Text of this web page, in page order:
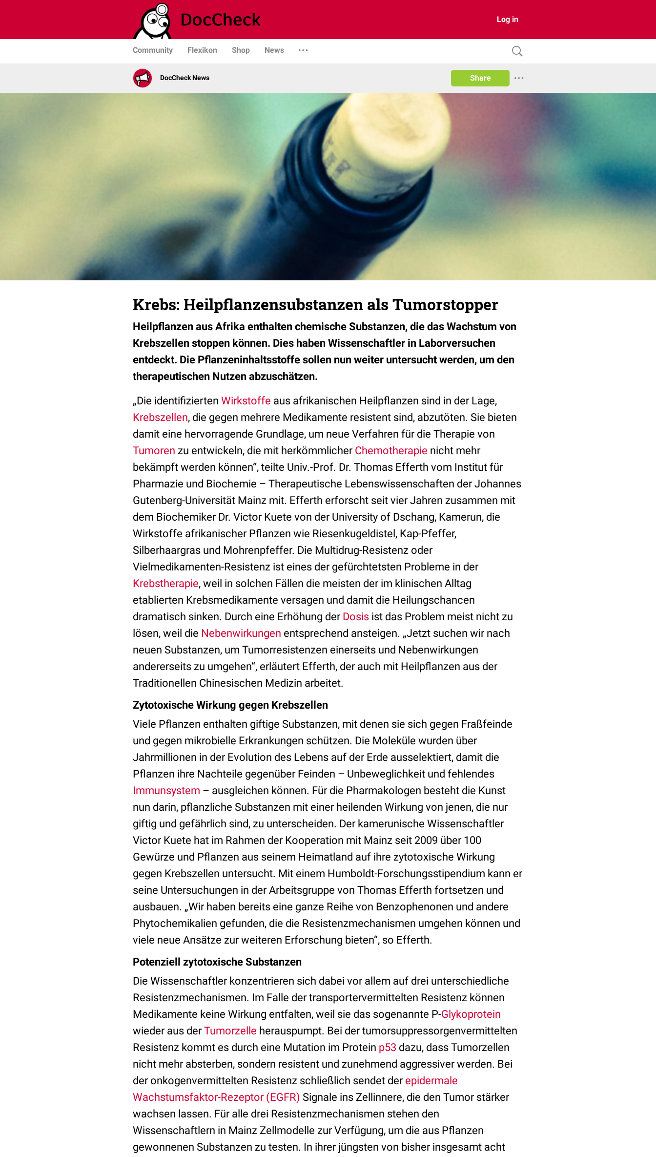
Log in
Community Flexikon Shop News
DocCheck News Share
Krebs: Heilpflanzensubstanzen als Tumorstopper
Heilpflanzen aus Afrika enthalten chemische Substanzen, die das Wachstum von
Krebszellen stoppen können. Dies haben Wissenschaftler in Laborversuchen
entdeckt. Die Pflanzeninhaltsstoffe sollen nun weiter untersucht werden, um den
therapeutischen Nutzen abzuschätzen.
„Die identifizierten Wirkstoffe aus afrikanischen Heilpflanzen sind in der Lage,
Krebszellen, die gegen mehrere Medikamente resistent sind, abzutöten. Sie bieten
damit eine hervorragende Grundlage, um neue Verfahren für die Therapie von
Tumoren zu entwickeln, die mit herkömmlicher Chemotherapie nicht mehr
bekämpft werden können“, teilte Univ.-Prof. Dr. Thomas Efferth vom Institut für
Pharmazie und Biochemie – Therapeutische Lebenswissenschaften der Johannes
Gutenberg-Universität Mainz mit. Efferth erforscht seit vier Jahren zusammen mit
dem Biochemiker Dr. Victor Kuete von der University of Dschang, Kamerun, die
Wirkstoffe afrikanischer Pflanzen wie Riesenkugeldistel, Kap-Pfeffer,
Silberhaargras und Mohrenpfeffer. Die Multidrug-Resistenz oder
Vielmedikamenten-Resistenz ist eines der gefürchtetsten Probleme in der
Krebstherapie, weil in solchen Fällen die meisten der im klinischen Alltag
etablierten Krebsmedikamente versagen und damit die Heilungschancen
dramatisch sinken. Durch eine Erhöhung der Dosis ist das Problem meist nicht zu
lösen, weil die Nebenwirkungen entsprechend ansteigen. „Jetzt suchen wir nach
neuen Substanzen, um Tumorresistenzen einerseits und Nebenwirkungen
andererseits zu umgehen“, erläutert Efferth, der auch mit Heilpflanzen aus der
Traditionellen Chinesischen Medizin arbeitet.
Zytotoxische Wirkung gegen Krebszellen
Viele Pflanzen enthalten giftige Substanzen, mit denen sie sich gegen Fraßfeinde
und gegen mikrobielle Erkrankungen schützen. Die Moleküle wurden über
Jahrmillionen in der Evolution des Lebens auf der Erde ausselektiert, damit die
Pflanzen ihre Nachteile gegenüber Feinden – Unbeweglichkeit und fehlendes
Immunsystem – ausgleichen können. Für die Pharmakologen besteht die Kunst
nun darin, pflanzliche Substanzen mit einer heilenden Wirkung von jenen, die nur
giftig und gefährlich sind, zu unterscheiden. Der kamerunische Wissenschaftler
Victor Kuete hat im Rahmen der Kooperation mit Mainz seit 2009 über 100
Gewürze und Pflanzen aus seinem Heimatland auf ihre zytotoxische Wirkung
gegen Krebszellen untersucht. Mit einem Humboldt-Forschungsstipendium kann er
seine Untersuchungen in der Arbeitsgruppe von Thomas Efferth fortsetzen und
ausbauen. „Wir haben bereits eine ganze Reihe von Benzophenonen und andere
Phytochemikalien gefunden, die die Resistenzmechanismen umgehen können und
viele neue Ansätze zur weiteren Erforschung bieten“, so Efferth.
Potenziell zytotoxische Substanzen
Die Wissenschaftler konzentrieren sich dabei vor allem auf drei unterschiedliche
Resistenzmechanismen. Im Falle der transportervermittelten Resistenz können
Medikamente keine Wirkung entfalten, weil sie das sogenannte P-Glykoprotein
wieder aus derTumorzelle herauspumpt. Bei der tumorsuppressorgenvermittelten
Resistenz kommt es durch eine Mutation im Protein p53 dazu, dass Tumorzellen
nicht mehr absterben, sondern resistent und zunehmend aggressiver werden. Bei
der onkogenvermittelten Resistenz schließlich sendet der epidermale
Wachstumsfaktor-Rezeptor (EGFR) Signale ins Zellinnere, die den Tumor stärker
wachsen lassen. Für alle drei Resistenzmechanismen stehen den
Wissenschaftlern in Mainz Zellmodelle zur Verfügung, um die aus Pflanzen
gewonnenen Substanzen zu testen. In ihrer jüngsten von bisher insgesamt acht